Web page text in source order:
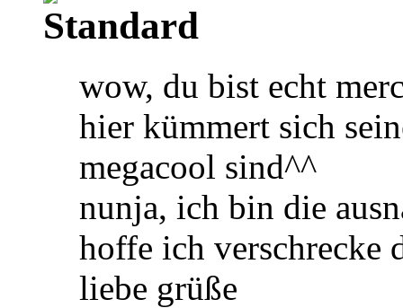
wow, du bist echt
hier kümmert sich
megacool sind^^
nunja, ich bin die
hoffe ich verschrecke
liebe grüße